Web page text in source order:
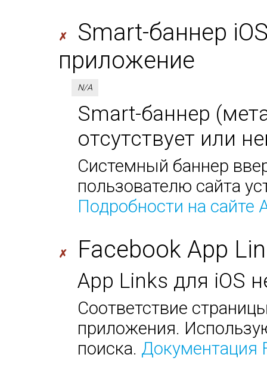
✗
Smart-баннер
приложение
N/A
Smart-баннер
отсутствует или
Системный баннер
пользователю сайта
Подробности на сайте
✗ Facebook App
App Links для iOS
Соответствие
приложения.
поиска. Документация